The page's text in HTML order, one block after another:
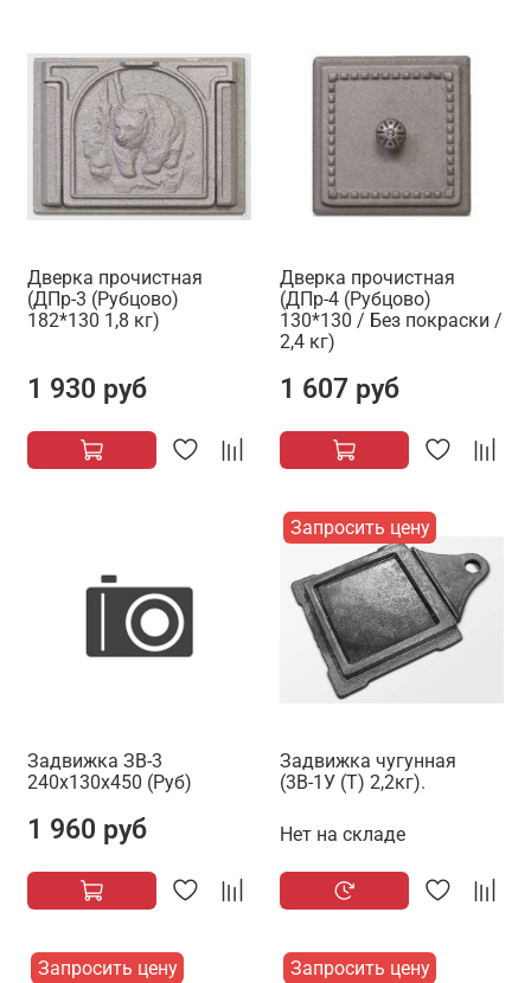
Дверка прочистная
(ДПр-3 (Рубцово)
182*130 1,8 кг)
1 930 руб
Дверка прочистная
(ДПр-4 (Рубцово)
130*130 / Без покраски /
2,4 кг)
1 607 руб
Задвижка ЗВ-3
240х130х450 (Руб)
1 960 руб
Запросить цену
Задвижка чугунная
(3В-1У (Т) 2,2кг).
Нет на складе
Запросить цену Запросить цену